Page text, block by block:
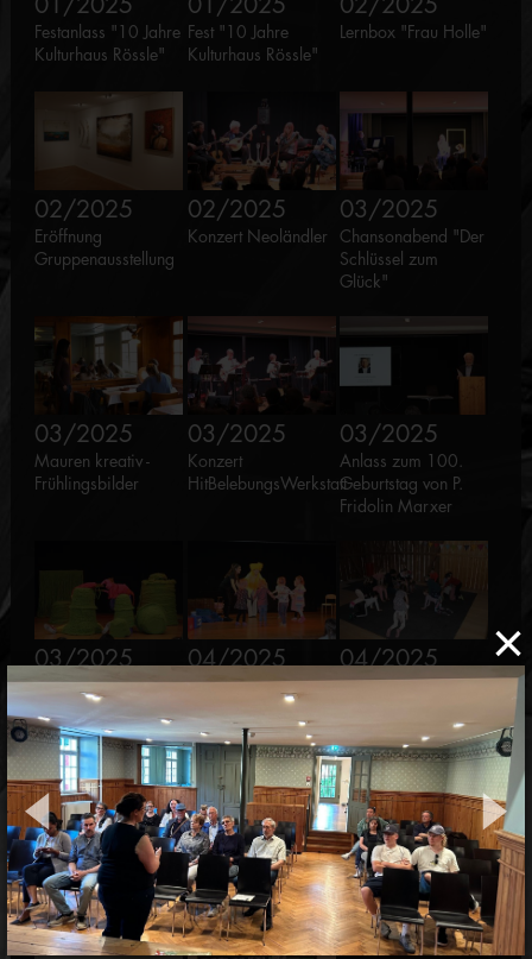
×
Festanlass "10 Jahre
Kulturhaus Rössle"
Fest "10 Jahre
Kulturhaus Rössle"
Lernbox "Frau Holle"
02/2025
Eröffnung
Gruppenausstellung
02/2025
Konzert Neoländler
03/2025
Chansonabend "Der
Schlüssel zum
Glück"
03/2025
Mauren kreativ -
Frühlingsbilder
03/2025
Konzert
HitBelebungsWerkstatt
03/2025
Anlass zum 100.
Geburtstag von P.
Fridolin Marxer
03/2025
Figurentheater
"Schnrps krps drps"
04/2025
Lernbox
"Sorgenfresserchen"
04/2025
Zirkusworkshop
05/2025
Konzert pure 94
05/2025
Kulturtreff "Vereine
stellen sich vor"
05/2025
Mauren kreativ